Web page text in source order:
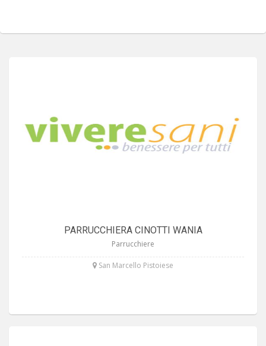
PARRUCCHIERA CINOTTI WANIA
Parrucchiere
San Marcello Pistoiese